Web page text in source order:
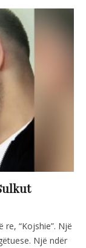
“Kojshie”. Një
Një ndër